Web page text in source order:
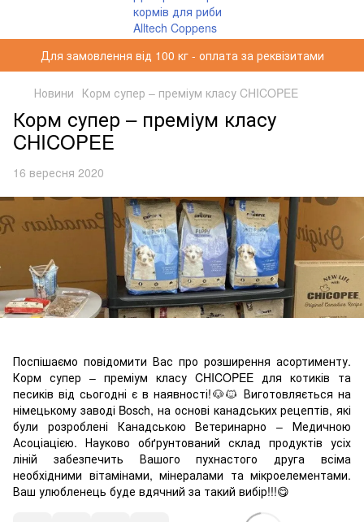
Для замовлення від 100 кг - оплата за реквізитами
Новини Корм супер – преміум класу CHICOPEE
Корм супер – преміум класу
CHICOPEE
16 вересня 2020
Поспішаємо повідомити Вас про розширення асортименту.
Корм супер – преміум класу CHICOPEE для котиків та
песиків від сьогодні є в наявності!🐶🐱 Виготовляється на
німецькому заводі Bosch, на основі канадських рецептів, які
були розроблені Канадською Ветеринарно – Медичною
Асоціацією. Науково обґрунтований склад продуктів усіх
ліній забезпечить Вашого пухнастого друга всіма
необхідними вітамінами, мінералами та мікроелементами.
Ваш улюбленець буде вдячний за такий вибір!!!😋